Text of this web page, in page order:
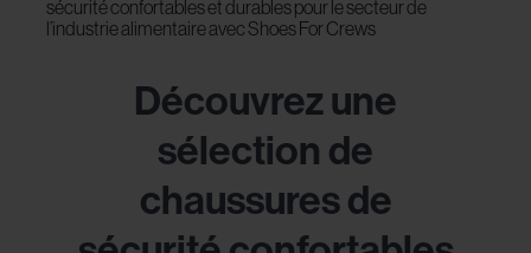
sécurité confortables et durables pour le secteur de
l’industrie alimentaire avec Shoes For Crews
Découvrez une
sélection de
chaussures de